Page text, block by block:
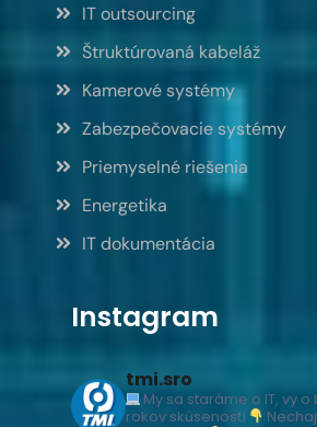
IT outsourcing
Štruktúrovaná kabeláž
Kamerové systémy
Zabezpečovacie systémy
Priemyselné riešenia
Energetika
IT dokumentácia
Instagram
tmi.sro
My sa staráme o IT, vy o
rokov skúseností